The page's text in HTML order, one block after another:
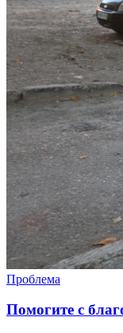
Проблема
Помогите с